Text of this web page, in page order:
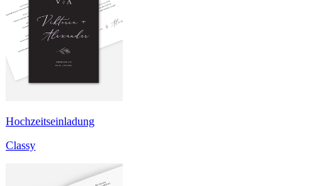
Hochzeitseinladung
Classy